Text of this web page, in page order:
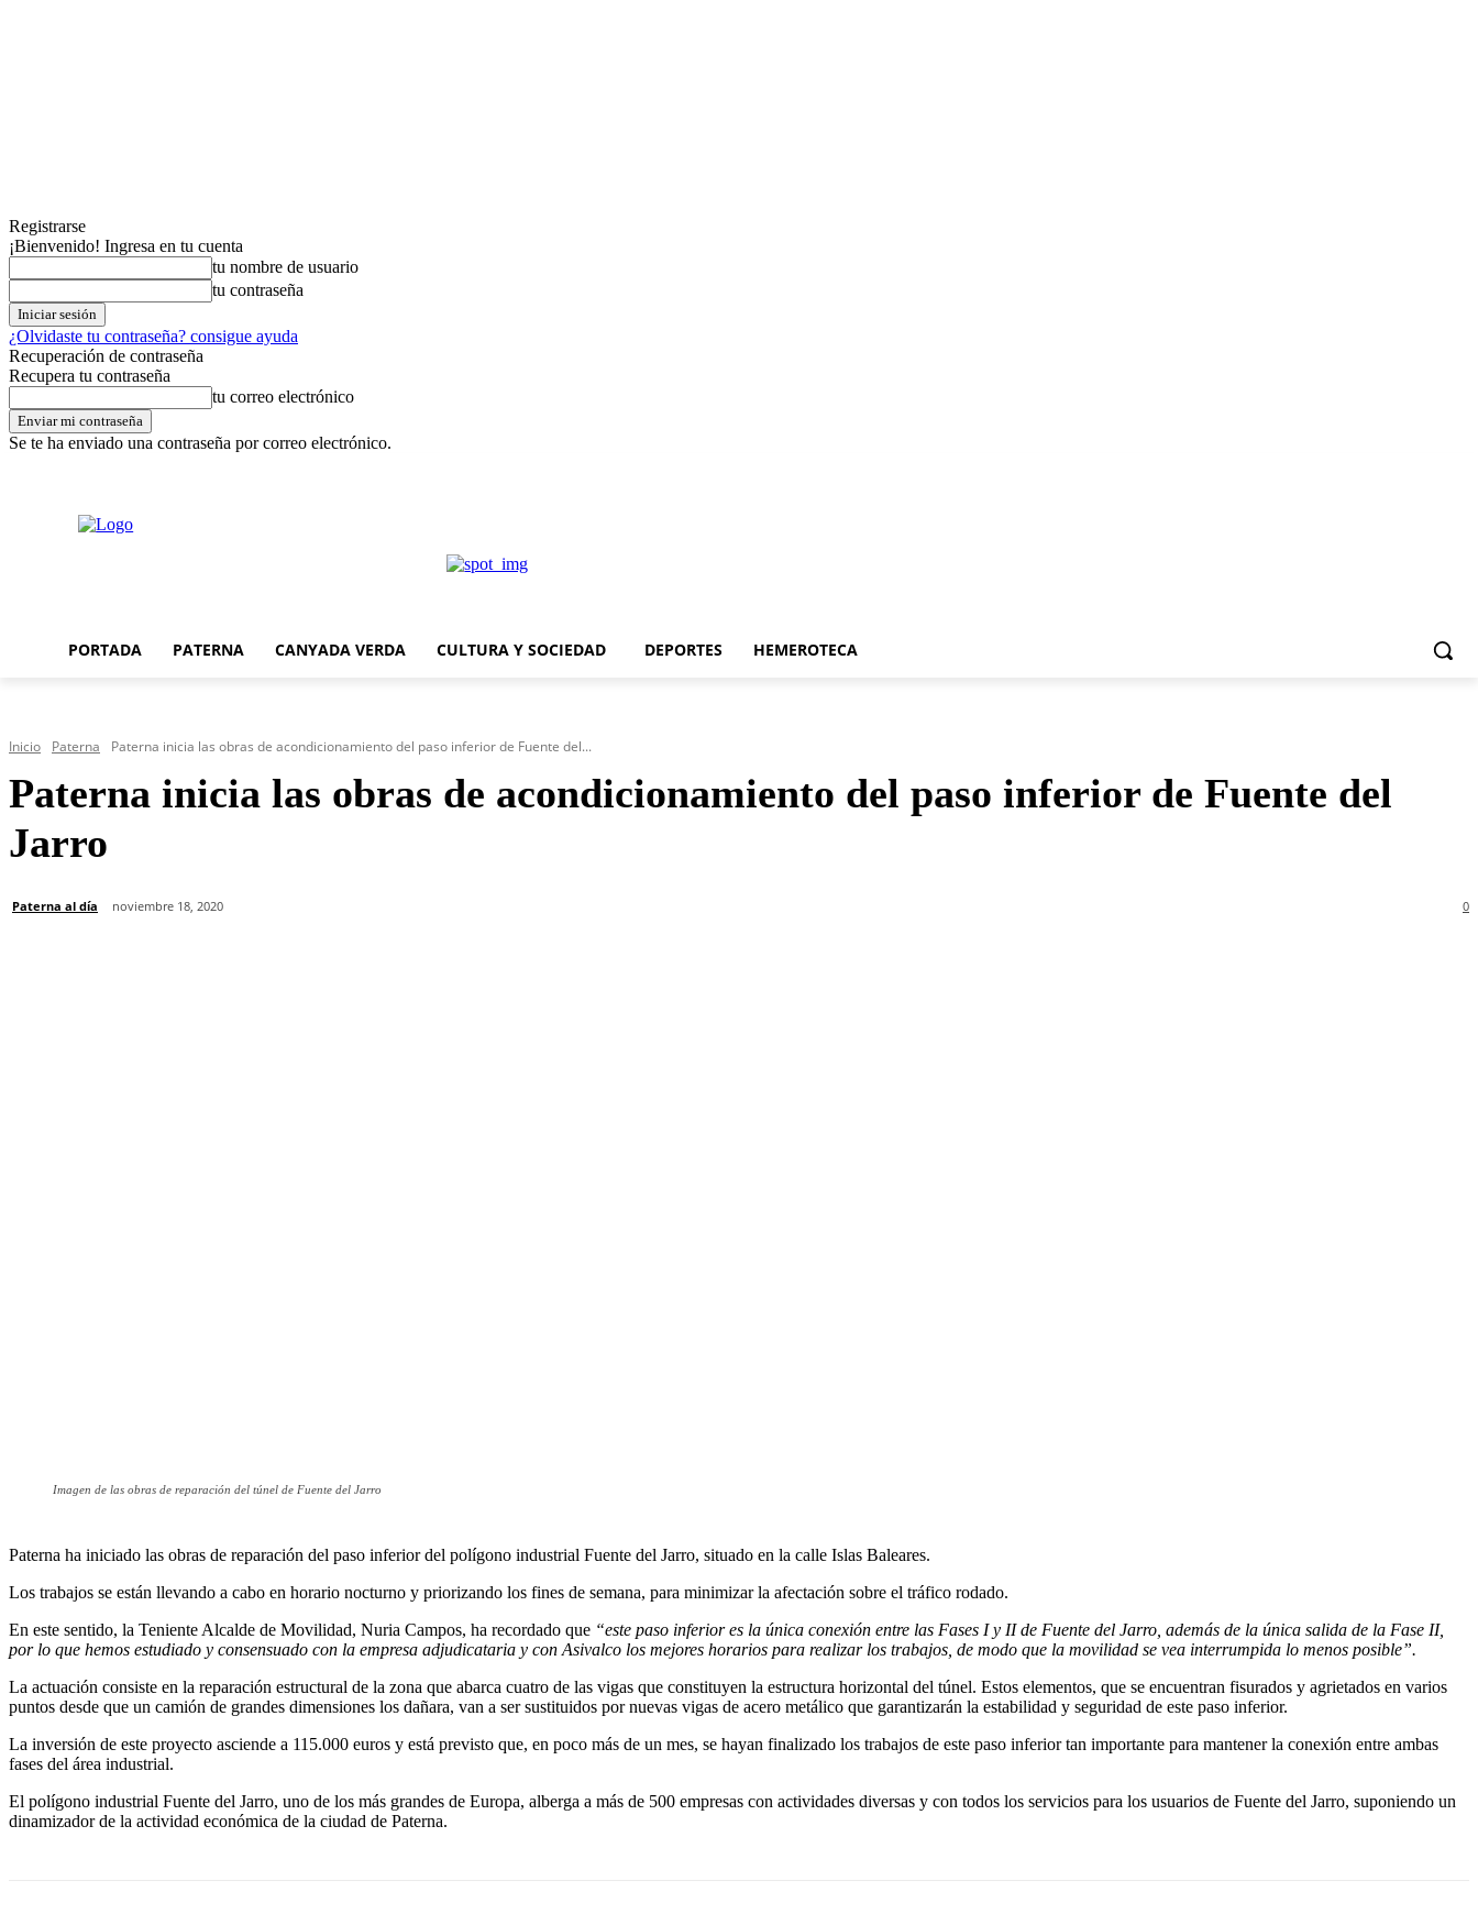
Registrarse
¡Bienvenido! Ingresa en tu cuenta
tu nombre de usuario
tu contraseña
¿Olvidaste tu contraseña? consigue ayuda
Recuperación de contraseña
Recupera tu contraseña
tu correo electrónico
Se te ha enviado una contraseña por correo electrónico.
PORTADA PATERNA CANYADA VERDA CULTURA Y SOCIEDAD DEPORTES HEMEROTECA
Inicio Paterna Paterna inicia las obras de acondicionamiento del paso inferior de Fuente del...
Paterna inicia las obras de acondicionamiento del paso inferior de Fuente del
Jarro
Paterna al día noviembre 18, 2020 0
Imagen de las obras de reparación del túnel de Fuente del Jarro
Paterna ha iniciado las obras de reparación del paso inferior del polígono industrial Fuente del Jarro, situado en la calle Islas Baleares.
Los trabajos se están llevando a cabo en horario nocturno y priorizando los fines de semana, para minimizar la afectación sobre el tráfico rodado.
En este sentido, la Teniente Alcalde de Movilidad, Nuria Campos, ha recordado que “este paso inferior es la única conexión entre las Fases I y II de Fuente del Jarro, además de la única salida de la Fase II,
por lo que hemos estudiado y consensuado con la empresa adjudicataria y con Asivalco los mejores horarios para realizar los trabajos, de modo que la movilidad se vea interrumpida lo menos posible”.
La actuación consiste en la reparación estructural de la zona que abarca cuatro de las vigas que constituyen la estructura horizontal del túnel. Estos elementos, que se encuentran fisurados y agrietados en varios
puntos desde que un camión de grandes dimensiones los dañara, van a ser sustituidos por nuevas vigas de acero metálico que garantizarán la estabilidad y seguridad de este paso inferior.
La inversión de este proyecto asciende a 115.000 euros y está previsto que, en poco más de un mes, se hayan finalizado los trabajos de este paso inferior tan importante para mantener la conexión entre ambas
fases del área industrial.
El polígono industrial Fuente del Jarro, uno de los más grandes de Europa, alberga a más de 500 empresas con actividades diversas y con todos los servicios para los usuarios de Fuente del Jarro, suponiendo un
dinamizador de la actividad económica de la ciudad de Paterna.